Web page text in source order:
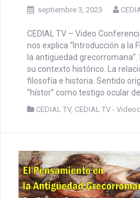
septiembre 3, 2023
CEDIAL TV – Video
nos explica “Introducción a la
la antigüedad
su contexto histórico. La
filosofía e historia. Sentido
“hístor” como testigo ocular
CEDIAL TV, CEDIAL TV -